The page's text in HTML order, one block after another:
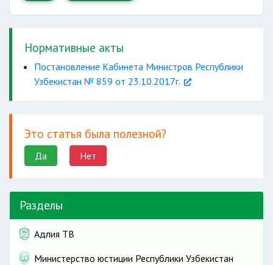
нерезектабельные
Нормативные акты
Постановление Кабинета Министров Республики
Узбекистан № 859 от 23.10.2017г.
Это статья была полезной?
Да Нет
Разделы
Адлия ТВ
Министерство юстиции Республики Узбекистан